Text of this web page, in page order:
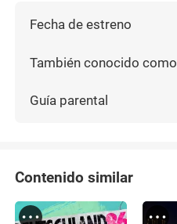
Fecha de estreno
También conocido como
Guía parental
Contenido similar